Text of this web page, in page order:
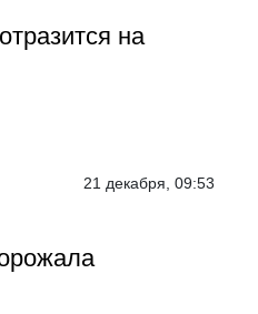
на
21 декабря, 09:53